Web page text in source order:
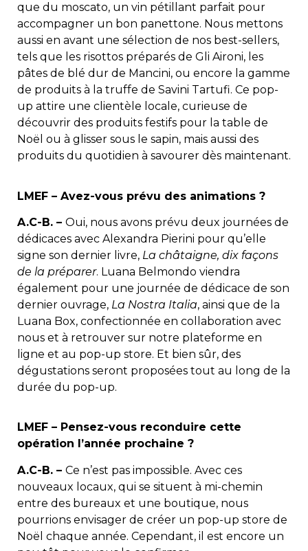
que du moscato, un vin pétillant parfait pour
accompagner un bon panettone. Nous mettons
aussi en avant une sélection de nos best-sellers,
tels que les risottos préparés de Gli Aironi, les
pâtes de blé dur de Mancini, ou encore la gamme
de produits à la truffe de Savini Tartufi. Ce pop-
up attire une clientèle locale, curieuse de
découvrir des produits festifs pour la table de
Noël ou à glisser sous le sapin, mais aussi des
produits du quotidien à savourer dès maintenant.
LMEF – Avez-vous prévu des animations ?
A.C-B. – Oui, nous avons prévu deux journées de
dédicaces avec Alexandra Pierini pour qu’elle
signe son dernier livre, La châtaigne, dix façons
de la préparer. Luana Belmondo viendra
également pour une journée de dédicace de son
dernier ouvrage, La Nostra Italia, ainsi que de la
Luana Box, confectionnée en collaboration avec
nous et à retrouver sur notre plateforme en
ligne et au pop-up store. Et bien sûr, des
dégustations seront proposées tout au long de la
durée du pop-up.
LMEF – Pensez-vous reconduire cette
opération l’année prochaine ?
A.C-B. – Ce n’est pas impossible. Avec ces
nouveaux locaux, qui se situent à mi-chemin
entre des bureaux et une boutique, nous
pourrions envisager de créer un pop-up store de
Noël chaque année. Cependant, il est encore un